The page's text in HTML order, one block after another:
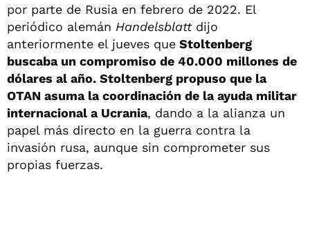
por parte de Rusia en febrero de 2022. El
periódico alemán Handelsblatt dijo
anteriormente el jueves que Stoltenberg
buscaba un compromiso de 40.000 millones de
dólares al año. Stoltenberg propuso que la
OTAN asuma la coordinación de la ayuda militar
internacional a Ucrania, dando a la alianza un
papel más directo en la guerra contra la
invasión rusa, aunque sin comprometer sus
propias fuerzas.